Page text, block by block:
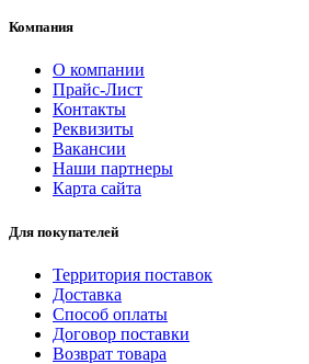
Компания
О компании
Прайс-Лист
Контакты
Реквизиты
Вакансии
Наши партнеры
Карта сайта
Для покупателей
Территория поставок
Доставка
Способ оплаты
Договор поставки
Возврат товара